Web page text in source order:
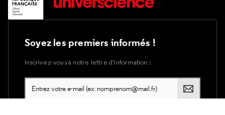
Soyez les premiers informés !
Inscrivez-vous à notre lettre d’information :